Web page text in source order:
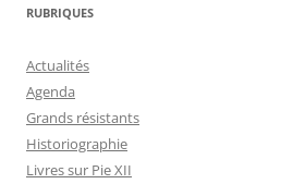
RUBRIQUES
Actualités
Agenda
Grands résistants
Historiographie
Livres sur Pie XII